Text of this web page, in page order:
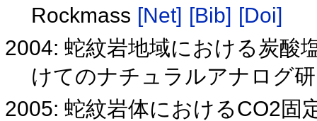
Rockmass [Net] [Bib] [Doi]
2004: 蛇紋岩地域における炭酸
けてのナチュラルアナログ
2005: 蛇紋岩体におけるCO2固